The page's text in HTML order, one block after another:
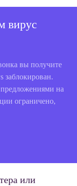
вирус
вы получите
заблокирован.
на
ограничено,
или